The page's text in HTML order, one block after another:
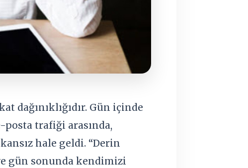
dağınıklığıdır. Gün içinde
trafiği arasında,
hale geldi. “Derin
gün sonunda kendimizi